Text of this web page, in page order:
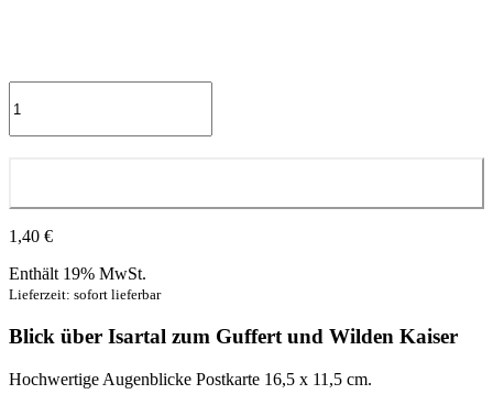
neuer
1,40 €
Enthält 19% MwSt.
Lieferzeit: sofort lieferbar
Blick über Isartal zum Guffert und Wilden Kaiser
Hochwertige Augenblicke Postkarte 16,5 x 11,5 cm.